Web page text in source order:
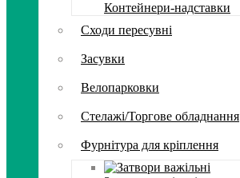
Контейнери-надставки
Сходи пересувні
Засувки
Велопарковки
Стелажі/Торгове обладнання
Фурнітура для кріплення